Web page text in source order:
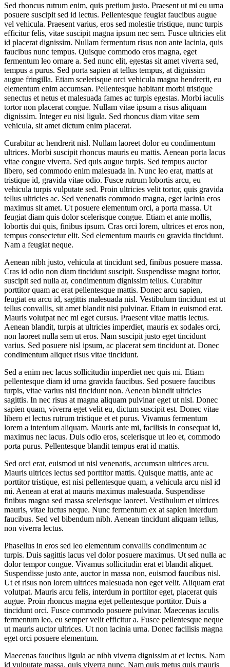
Sed rhoncus rutrum enim, quis pretium justo. Praesent ut mi eu urna
posuere suscipit sed id lectus. Pellentesque feugiat faucibus augue
vel vehicula. Praesent varius, eros sed molestie tristique, nunc turpis
efficitur felis, vitae suscipit magna ipsum nec sem. Fusce ultricies elit
id placerat dignissim. Nullam fermentum risus non ante lacinia, quis
faucibus nunc tempus. Quisque commodo eros magna, eget
fermentum leo ornare a. Sed nunc elit, egestas sit amet viverra sed,
tempus a purus. Sed porta sapien at tellus tempus, at dignissim
augue fringilla. Etiam scelerisque orci vehicula magna hendrerit, eu
elementum enim accumsan. Pellentesque habitant morbi tristique
senectus et netus et malesuada fames ac turpis egestas. Morbi iaculis
tortor non placerat congue. Nullam vitae ipsum a risus aliquam
dignissim. Integer eu nisi ligula. Sed rhoncus diam vitae sem
vehicula, sit amet dictum enim placerat.
Curabitur ac hendrerit nisl. Nullam laoreet dolor eu condimentum
ultrices. Morbi suscipit rhoncus mauris eu mattis. Aenean porta lacus
vitae congue viverra. Sed quis augue turpis. Sed tempus auctor
libero, sed commodo enim malesuada in. Nunc leo erat, mattis at
tristique id, gravida vitae odio. Fusce rutrum lobortis arcu, eu
vehicula turpis vulputate sed. Proin ultricies velit tortor, quis gravida
tellus ultricies ac. Sed venenatis commodo magna, eget lacinia eros
maximus sit amet. Ut posuere elementum orci, a porta massa. Ut
feugiat diam quis dolor scelerisque congue. Etiam et ante mollis,
lobortis dui quis, finibus ipsum. Cras orci lorem, ultrices et eros non,
tempus consectetur elit. Sed elementum mauris eu gravida tincidunt.
Nam a feugiat neque.
Aenean nibh justo, vehicula at tincidunt sed, finibus posuere massa.
Cras id odio non diam tincidunt suscipit. Suspendisse magna tortor,
suscipit sed nulla at, condimentum dignissim tellus. Curabitur
porttitor quam ac erat pellentesque mattis. Donec arcu sapien,
feugiat eu arcu id, sagittis malesuada nisl. Vestibulum tincidunt est ut
tellus convallis, sit amet blandit nisi pulvinar. Etiam in euismod erat.
Mauris volutpat nec mi eget cursus. Praesent vitae mattis lectus.
Aenean blandit, turpis at ultricies imperdiet, mauris ex sodales orci,
non laoreet nulla sem ut eros. Nam suscipit justo eget tincidunt
varius. Sed posuere nisl ipsum, ac placerat sem tincidunt at. Donec
condimentum aliquet risus vitae tincidunt.
Sed a enim nec lacus sollicitudin imperdiet nec quis mi. Etiam
pellentesque diam id urna gravida faucibus. Sed posuere faucibus
turpis, vitae varius nisi tincidunt non. Aenean blandit ultricies
sagittis. In nec risus at magna aliquam pulvinar eget ut nisl. Donec
sapien quam, viverra eget velit eu, dictum suscipit est. Donec vitae
libero et lectus rutrum tristique et et purus. Vivamus fermentum
lorem a interdum aliquam. Mauris ante mi, facilisis in consequat id,
maximus nec lacus. Duis odio eros, scelerisque ut leo et, commodo
porta purus. Pellentesque blandit tempus erat id mattis.
Sed orci erat, euismod ut nisl venenatis, accumsan ultrices arcu.
Mauris ultrices lectus sed porttitor mattis. Quisque mattis, ante ac
porttitor tristique, est nisi pellentesque quam, a vehicula arcu nisl id
mi. Aenean at erat at mauris maximus malesuada. Suspendisse
finibus magna sed massa scelerisque laoreet. Vestibulum et ultrices
mauris, vitae luctus neque. Nunc fermentum ex at sapien interdum
faucibus. Sed vel bibendum nibh. Aenean tincidunt aliquam tellus,
non viverra lectus.
Phasellus in eros sed leo elementum convallis condimentum ac
turpis. Duis sagittis lacus vel dolor posuere maximus. Ut sed nulla ac
dolor tempor congue. Vivamus sollicitudin erat et blandit aliquet.
Suspendisse justo ante, auctor in massa non, euismod faucibus nisl.
Ut et risus non lorem ultrices malesuada non eget velit. Aliquam erat
volutpat. Mauris arcu felis, interdum in porttitor eget, placerat quis
augue. Proin rhoncus magna eget pellentesque porttitor. Duis a
tincidunt orci. Fusce commodo posuere pulvinar. Maecenas iaculis
fermentum leo, eu semper velit efficitur a. Fusce pellentesque neque
ut mauris auctor ultrices. Ut non lacinia urna. Donec facilisis magna
eget orci posuere elementum.
Maecenas faucibus ligula ac nibh viverra dignissim at et lectus. Nam
id vulputate massa, quis viverra nunc. Nam quis metus quis mauris